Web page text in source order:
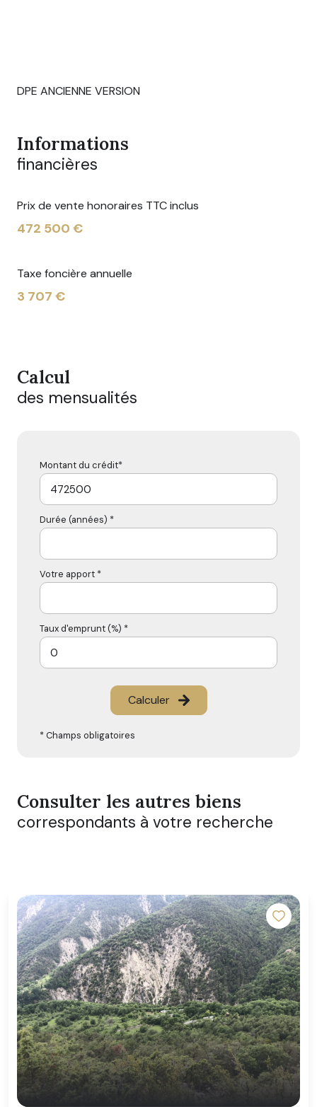
DPE ANCIENNE VERSION
Informations
financières
Prix de vente honoraires TTC inclus
472 500 €
Taxe foncière annuelle
3 707 €
Calcul
des mensualités
Montant du crédit*
Durée (années) *
Votre apport *
Taux d'emprunt (%) *
Calculer
* Champs obligatoires
Consulter les autres biens
correspondants à votre recherche